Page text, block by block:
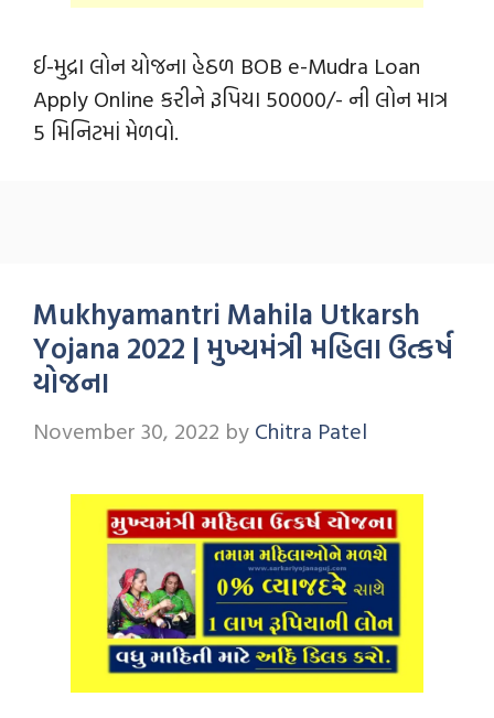
ઈ-મુદ્રા લોન યોજના હેઠળ BOB e-Mudra Loan
Apply Online કરીને રૂપિયા 50000/- ની લોન માત્ર
5 મિનિટમાં મેળવો.
Mukhyamantri Mahila Utkarsh
Yojana 2022 | મુખ્યમંત્રી મહિલા ઉત્કર્ષ
યોજના
November 30, 2022 by Chitra Patel